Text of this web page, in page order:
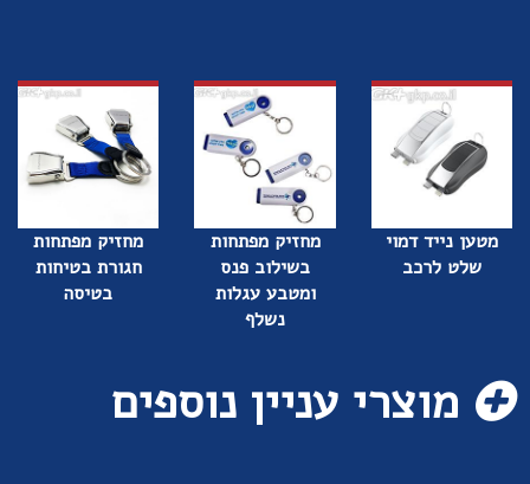
מטען נייד דמוי
שלט לרכב
מחזיק מפתחות
בשילוב פנס
ומטבע עגלות
נשלף
מחזיק מפתחות
חגורת בטיחות
בטיסה
מוצרי עניין נוספים